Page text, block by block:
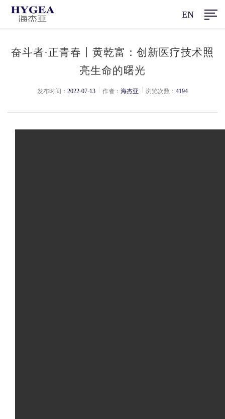
EN
奋斗者·正青春丨黄乾富：创新医疗技术照
亮生命的曙光
发布时间： 2022-07-13 作者： 海杰亚 浏览次数： 4194